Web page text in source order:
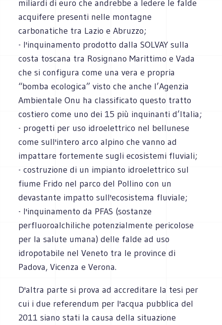
miliardi di euro che andrebbe a ledere le falde
acquifere presenti nelle montagne
carbonatiche tra Lazio e Abruzzo;
- l'inquinamento prodotto dalla SOLVAY sulla
costa toscana tra Rosignano Marittimo e Vada
che si configura come una vera e propria
“bomba ecologica” visto che anche l’Agenzia
Ambientale Onu ha classificato questo tratto
costiero come uno dei 15 più inquinanti d’Italia;
- progetti per uso idroelettrico nel bellunese
come sull'intero arco alpino che vanno ad
impattare fortemente sugli ecosistemi fluviali;
- costruzione di un impianto idroelettrico sul
fiume Frido nel parco del Pollino con un
devastante impatto sull'ecosistema fluviale;
- l'inquinamento da PFAS (sostanze
perfluoroalchiliche potenzialmente pericolose
per la salute umana) delle falde ad uso
idropotabile nel Veneto tra le province di
Padova, Vicenza e Verona.
D'altra parte si prova ad accreditare la tesi per
cui i due referendum per l'acqua pubblica del
2011 siano stati la causa della situazione